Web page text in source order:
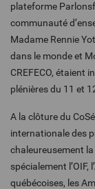
plateforme
communauté
Madame Rennie
dans le monde et
CREFECO, étaient
plénières du 11 et
A la clôture du
internationale des
chaleureusement
spécialement
québécoises, les